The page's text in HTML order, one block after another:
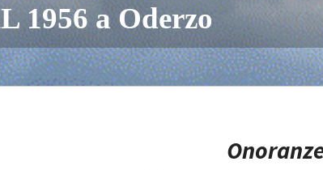
1956 a Oderzo